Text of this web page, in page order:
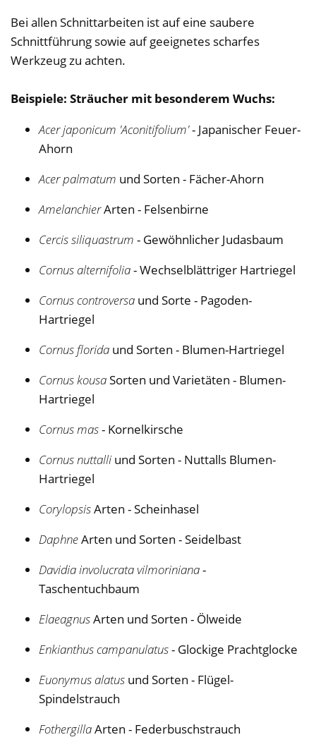
Bei allen Schnittarbeiten ist auf eine saubere
Schnittführung sowie auf geeignetes scharfes
Werkzeug zu achten.
Beispiele: Sträucher mit besonderem Wuchs:
Acer japonicum 'Aconitifolium'- Japanischer Feuer-
Ahorn
Acer palmatum und Sorten - Fächer-Ahorn
AmelanchierArten - Felsenbirne
Cercis siliquastrum - Gewöhnlicher Judasbaum
Cornus alternifolia- Wechselblättriger Hartriegel
Cornus controversa und Sorte - Pagoden-
Hartriegel
Cornus florida und Sorten - Blumen-Hartriegel
Cornus kousaSorten und Varietäten - Blumen-
Hartriegel
Cornus mas- Kornelkirsche
Cornus nuttalli und Sorten - Nuttalls Blumen-
Hartriegel
CorylopsisArten - Scheinhasel
DaphneArten und Sorten - Seidelbast
Davidia involucrata vilmoriniana-
Taschentuchbaum
ElaeagnusArten und Sorten - Ölweide
Enkianthus campanulatus- Glockige Prachtglocke
Euonymus alatus und Sorten - Flügel-
Spindelstrauch
FothergillaArten - Federbuschstrauch